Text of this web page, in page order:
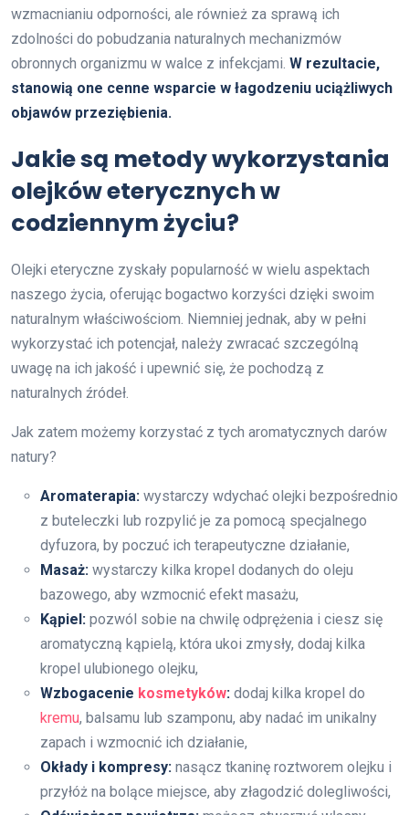
wzmacnianiu odporności, ale również za sprawą ich
zdolności do pobudzania naturalnych mechanizmów
obronnych organizmu w walce z infekcjami. W rezultacie,
stanowią one cenne wsparcie w łagodzeniu uciążliwych
objawów przeziębienia.
Jakie są metody wykorzystania
olejków eterycznych w
codziennym życiu?
Olejki eteryczne zyskały popularność w wielu aspektach
naszego życia, oferując bogactwo korzyści dzięki swoim
naturalnym właściwościom. Niemniej jednak, aby w pełni
wykorzystać ich potencjał, należy zwracać szczególną
uwagę na ich jakość i upewnić się, że pochodzą z
naturalnych źródeł.
Jak zatem możemy korzystać z tych aromatycznych darów
natury?
Aromaterapia: wystarczy wdychać olejki bezpośrednio
z buteleczki lub rozpylić je za pomocą specjalnego
dyfuzora, by poczuć ich terapeutyczne działanie,
Masaż: wystarczy kilka kropel dodanych do oleju
bazowego, aby wzmocnić efekt masażu,
Kąpiel: pozwól sobie na chwilę odprężenia i ciesz się
aromatyczną kąpielą, która ukoi zmysły, dodaj kilka
kropel ulubionego olejku,
Wzbogacenie kosmetyków: dodaj kilka kropel do
kremu, balsamu lub szamponu, aby nadać im unikalny
zapach i wzmocnić ich działanie,
Okłady i kompresy: nasącz tkaninę roztworem olejku i
przyłóż na bolące miejsce, aby złagodzić dolegliwości,